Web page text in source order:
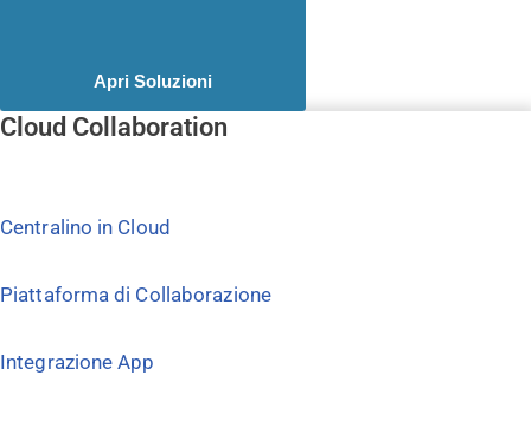
Apri Soluzioni
Cloud Collaboration
Centralino in Cloud
Piattaforma di Collaborazione
Integrazione App